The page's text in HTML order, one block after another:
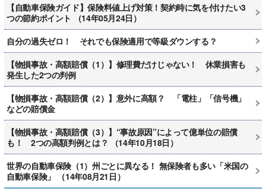
【自動車保険ガイド】保険料値上げ対策！契約時に気を付けたい3
つの節約ポイント （14年05月24日）
自分の過失ゼロ！ それでも保険適用で等級ダウンする？
【物損事故・高額賠償（1）】修理費だけじゃない！ 休業損害も
発生した2つの判例
【物損事故・高額賠償（2）】意外に高額？ 「電柱」「信号機」
などの賠償金
【物損事故・高額賠償（3）】“事故原因”によって億単位の賠償
も！ 2つの高額判例とは？ （14年10月18日）
世界の自動車保険（1）州ごとに異なる！ 無保険者も多い「米国の
自動車保険」 （14年08月21日）